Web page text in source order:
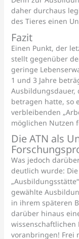
daher durchaus
des Tieres einen
Fazit
Einen Punkt, der
stellt gegenüber
geringe
1 und 3 Jahre
Ausbildungsdauer,
betragen hatte, so
verbleibenden
möglichen Nutzen
Die ATN als
Was jedoch
deutlich wurde:
gewählte
in ihrem späteren
darüber hinaus
voranbringen! Frei